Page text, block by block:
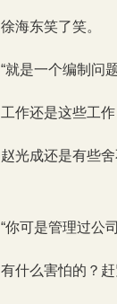
徐海东笑了笑。
“就是一个编制问
工作还是这些工
赵光成还是有些
“你可是管理过公
有什么害怕的？